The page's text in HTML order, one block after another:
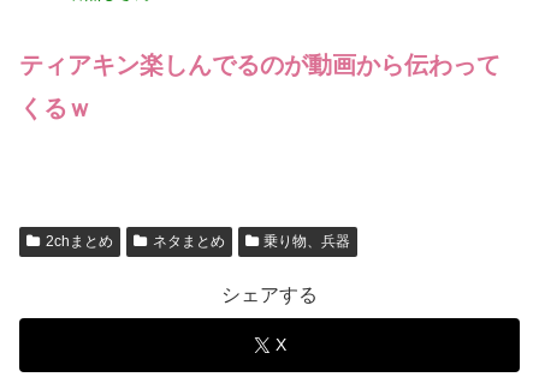
ティアキン楽しんでるのが動画から伝わって
くるｗ
2chまとめ ネタまとめ 乗り物、兵器
シェアする
X